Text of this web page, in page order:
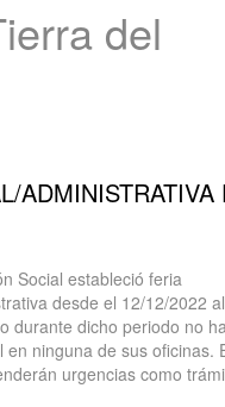
del
ADMINISTRATIVA
Social estableció feria
desde el 12/12/2022 al
durante dicho periodo no
en ninguna de sus oficinas.
urgencias como